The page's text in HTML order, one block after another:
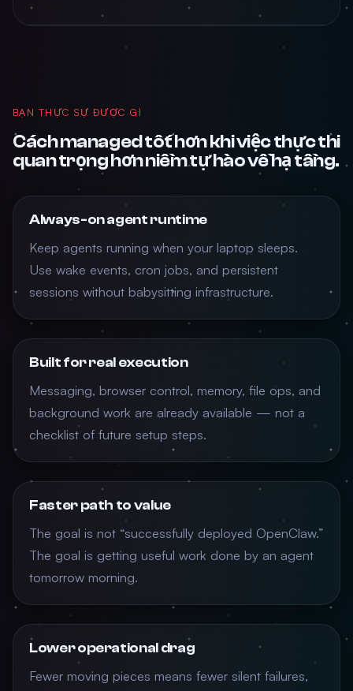
BẠN THỰC SỰ ĐƯỢC GÌ
Cách managed tốt hơn khi việc thực thi
quan trọng hơn niềm tự hào về hạ tầng.
Always-on agent runtime
Keep agents running when your laptop sleeps.
Use wake events, cron jobs, and persistent
sessions without babysitting infrastructure.
Built for real execution
Messaging, browser control, memory, file ops, and
background work are already available — not a
checklist of future setup steps.
Faster path to value
The goal is not “successfully deployed OpenClaw.”
The goal is getting useful work done by an agent
tomorrow morning.
Lower operational drag
Fewer moving pieces means fewer silent failures,